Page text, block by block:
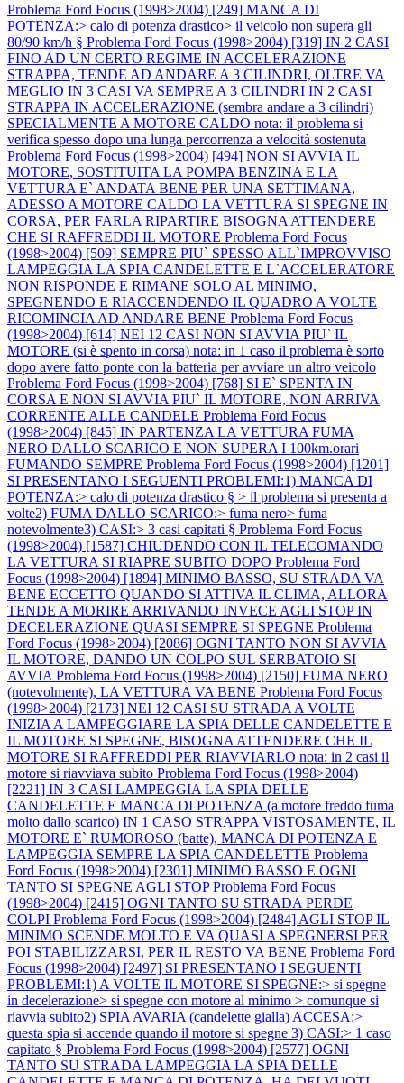
Problema Ford Focus (1998>2004) [249] MANCA DI
POTENZA:> calo di potenza drastico> il veicolo non supera gli
80/90 km/h § Problema Ford Focus (1998>2004) [319] IN 2 CASI
FINO AD UN CERTO REGIME IN ACCELERAZIONE
STRAPPA, TENDE AD ANDARE A 3 CILINDRI, OLTRE VA
MEGLIO IN 3 CASI VA SEMPRE A 3 CILINDRI IN 2 CASI
STRAPPA IN ACCELERAZIONE (sembra andare a 3 cilindri)
SPECIALMENTE A MOTORE CALDO nota: il problema si
verifica spesso dopo una lunga percorrenza a velocità sostenuta
Problema Ford Focus (1998>2004) [494] NON SI AVVIA IL
MOTORE, SOSTITUITA LA POMPA BENZINA E LA
VETTURA E` ANDATA BENE PER UNA SETTIMANA,
ADESSO A MOTORE CALDO LA VETTURA SI SPEGNE IN
CORSA, PER FARLA RIPARTIRE BISOGNA ATTENDERE
CHE SI RAFFREDDI IL MOTORE Problema Ford Focus
(1998>2004) [509] SEMPRE PIU` SPESSO ALL`IMPROVVISO
LAMPEGGIA LA SPIA CANDELETTE E L`ACCELERATORE
NON RISPONDE E RIMANE SOLO AL MINIMO,
SPEGNENDO E RIACCENDENDO IL QUADRO A VOLTE
RICOMINCIA AD ANDARE BENE Problema Ford Focus
(1998>2004) [614] NEI 12 CASI NON SI AVVIA PIU` IL
MOTORE (si è spento in corsa) nota: in 1 caso il problema è sorto
dopo avere fatto ponte con la batteria per avviare un altro veicolo
Problema Ford Focus (1998>2004) [768] SI E` SPENTA IN
CORSA E NON SI AVVIA PIU` IL MOTORE, NON ARRIVA
CORRENTE ALLE CANDELE Problema Ford Focus
(1998>2004) [845] IN PARTENZA LA VETTURA FUMA
NERO DALLO SCARICO E NON SUPERA I 100km.orari
FUMANDO SEMPRE Problema Ford Focus (1998>2004) [1201]
SI PRESENTANO I SEGUENTI PROBLEMI:1) MANCA DI
POTENZA:> calo di potenza drastico § > il problema si presenta a
volte2) FUMA DALLO SCARICO:> fuma nero> fuma
notevolmente3) CASI:> 3 casi capitati § Problema Ford Focus
(1998>2004) [1587] CHIUDENDO CON IL TELECOMANDO
LA VETTURA SI RIAPRE SUBITO DOPO Problema Ford
Focus (1998>2004) [1894] MINIMO BASSO, SU STRADA VA
BENE ECCETTO QUANDO SI ATTIVA IL CLIMA, ALLORA
TENDE A MORIRE ARRIVANDO INVECE AGLI STOP IN
DECELERAZIONE QUASI SEMPRE SI SPEGNE Problema
Ford Focus (1998>2004) [2086] OGNI TANTO NON SI AVVIA
IL MOTORE, DANDO UN COLPO SUL SERBATOIO SI
AVVIA Problema Ford Focus (1998>2004) [2150] FUMA NERO
(notevolmente), LA VETTURA VA BENE Problema Ford Focus
(1998>2004) [2173] NEI 12 CASI SU STRADA A VOLTE
INIZIA A LAMPEGGIARE LA SPIA DELLE CANDELETTE E
IL MOTORE SI SPEGNE, BISOGNA ATTENDERE CHE IL
MOTORE SI RAFFREDDI PER RIAVVIARLO nota: in 2 casi il
motore si riavviava subito Problema Ford Focus (1998>2004)
[2221] IN 3 CASI LAMPEGGIA LA SPIA DELLE
CANDELETTE E MANCA DI POTENZA (a motore freddo fuma
molto dallo scarico) IN 1 CASO STRAPPA VISTOSAMENTE, IL
MOTORE E` RUMOROSO (batte), MANCA DI POTENZA E
LAMPEGGIA SEMPRE LA SPIA CANDELETTE Problema
Ford Focus (1998>2004) [2301] MINIMO BASSO E OGNI
TANTO SI SPEGNE AGLI STOPProblema Ford Focus
(1998>2004) [2415] OGNI TANTO SU STRADA PERDE
COLPI Problema Ford Focus (1998>2004) [2484] AGLI STOP IL
MINIMO SCENDE MOLTO E VA QUASI A SPEGNERSI PER
POI STABILIZZARSI, PER IL RESTO VA BENE Problema Ford
Focus (1998>2004) [2497] SI PRESENTANO I SEGUENTI
PROBLEMI:1) A VOLTE IL MOTORE SI SPEGNE:> si spegne
in decelerazione> si spegne con motore al minimo > comunque si
riavvia subito2) SPIA AVARIA (candelette gialla) ACCESA:>
questa spia si accende quando il motore si spegne 3) CASI:> 1 caso
capitato § Problema Ford Focus (1998>2004) [2577] OGNI
TANTO SU STRADA LAMPEGGIA LA SPIA DELLE